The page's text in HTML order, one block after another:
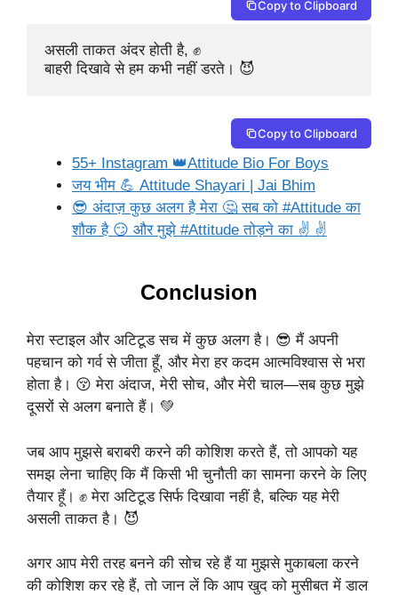
Copy to Clipboard
असली ताकत अंदर होती है, ✊
बाहरी दिखावे से हम कभी नहीं डरते। 😈
Copy to Clipboard
55+ Instagram 👑Attitude Bio For Boys
जय भीम 💪 Attitude Shayari | Jai Bhim
😎 अंदाज़ कुछ अलग है मेरा 🤔 सब को #Attitude का
शौक है 😏 और मुझे #Attitude तोड़ने का ✌ ✌
Conclusion
मेरा स्टाइल और अटिटूड सच में कुछ अलग है। 😎 मैं अपनी
पहचान को गर्व से जीता हूँ, और मेरा हर कदम आत्मविश्वास से भरा
होता है। 😚 मेरा अंदाज, मेरी सोच, और मेरी चाल—सब कुछ मुझे
दूसरों से अलग बनाते हैं। 💚
जब आप मुझसे बराबरी करने की कोशिश करते हैं, तो आपको यह
समझ लेना चाहिए कि मैं किसी भी चुनौती का सामना करने के लिए
तैयार हूँ। ✊ मेरा अटिटूड सिर्फ दिखावा नहीं है, बल्कि यह मेरी
असली ताकत है। 😈
अगर आप मेरी तरह बनने की सोच रहे हैं या मुझसे मुकाबला करने
की कोशिश कर रहे हैं, तो जान लें कि आप खुद को मुसीबत में डाल